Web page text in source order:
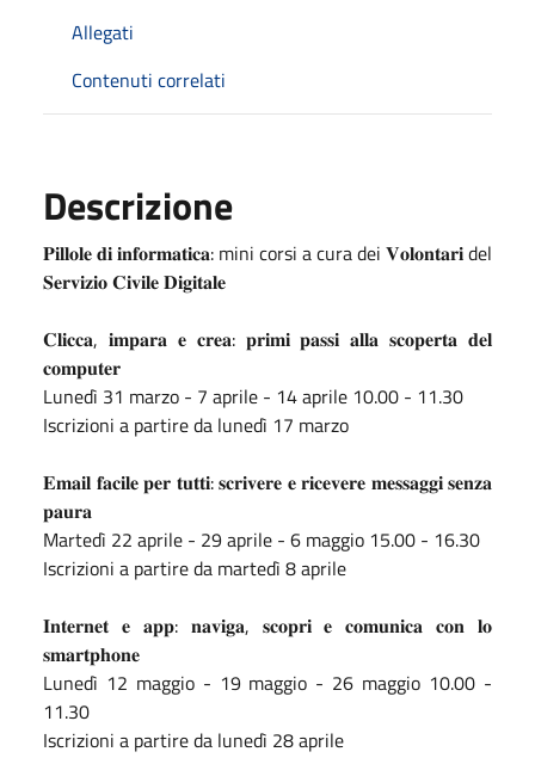
Allegati
Contenuti correlati
Descrizione
𝐏𝐢𝐥𝐥𝐨𝐥𝐞 𝐝𝐢 𝐢𝐧𝐟𝐨𝐫𝐦𝐚𝐭𝐢𝐜𝐚: mini corsi a cura dei 𝐕𝐨𝐥𝐨𝐧𝐭𝐚𝐫𝐢 del
𝐒𝐞𝐫𝐯𝐢𝐳𝐢𝐨 𝐂𝐢𝐯𝐢𝐥𝐞 𝐃𝐢𝐠𝐢𝐭𝐚𝐥𝐞
𝐂𝐥𝐢𝐜𝐜𝐚, 𝐢𝐦𝐩𝐚𝐫𝐚 𝐞 𝐜𝐫𝐞𝐚: 𝐩𝐫𝐢𝐦𝐢 𝐩𝐚𝐬𝐬𝐢 𝐚𝐥𝐥𝐚 𝐬𝐜𝐨𝐩𝐞𝐫𝐭𝐚 𝐝𝐞𝐥
𝐜𝐨𝐦𝐩𝐮𝐭𝐞𝐫
Lunedì 31 marzo - 7 aprile - 14 aprile 10.00 - 11.30
Iscrizioni a partire da lunedì 17 marzo
𝐄𝐦𝐚𝐢𝐥 𝐟𝐚𝐜𝐢𝐥𝐞 𝐩𝐞𝐫 𝐭𝐮𝐭𝐭𝐢: 𝐬𝐜𝐫𝐢𝐯𝐞𝐫𝐞 𝐞 𝐫𝐢𝐜𝐞𝐯𝐞𝐫𝐞 𝐦𝐞𝐬𝐬𝐚𝐠𝐠𝐢 𝐬𝐞𝐧𝐳𝐚
𝐩𝐚𝐮𝐫𝐚
Martedì 22 aprile - 29 aprile - 6 maggio 15.00 - 16.30
Iscrizioni a partire da martedì 8 aprile
𝐈𝐧𝐭𝐞𝐫𝐧𝐞𝐭 𝐞 𝐚𝐩𝐩: 𝐧𝐚𝐯𝐢𝐠𝐚, 𝐬𝐜𝐨𝐩𝐫𝐢 𝐞 𝐜𝐨𝐦𝐮𝐧𝐢𝐜𝐚 𝐜𝐨𝐧 𝐥𝐨
𝐬𝐦𝐚𝐫𝐭𝐩𝐡𝐨𝐧𝐞
Lunedì 12 maggio - 19 maggio - 26 maggio 10.00 -
11.30
Iscrizioni a partire da lunedì 28 aprile